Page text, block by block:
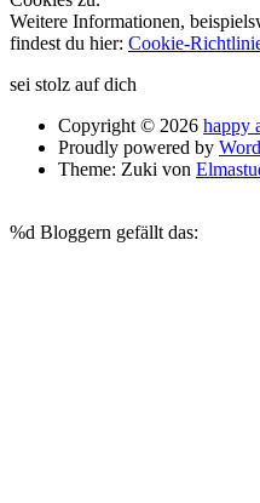
Weitere Informationen,
findest du hier: Cookie-
sei stolz auf dich
Copyright © 2026 happy
Proudly powered by
Theme: Zuki von
%d Bloggern gefällt das: